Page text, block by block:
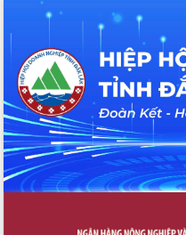
tại Đắk Lắk
Hội nghị Ban Chấp hành Đảng bộ tỉnh
Đắk Lắk lần thứ 2 (mở rộng)
Tập trung giải phóng mặt bằng, đẩy
nhanh tiến độ Tuyến đường bộ ven
biển
Gỡ khó, khởi công xây dựng, sửa chữa
toàn bộ nhà ở cho hộ dân đúng tiến độ
đề ra